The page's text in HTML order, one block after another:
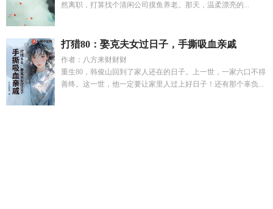
然离职，打算找个清闲公司摸鱼养老。那天，温柔漂亮的...
打猎80：娶克夫女过日子，手撕吸血亲戚
作者：八方来财财财
重生80，韩俊山回到了家人还在的日子。上一世，一家六口不得
善终。这一世，他一定要让家里人过上好日子！还有那个辜负...